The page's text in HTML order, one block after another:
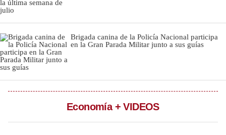
Podcast
Videos
Fotogalerías
Brigada canina de la Policía Nacional participa
en la Gran Parada Militar junto a sus guías
Economía + VIDEOS